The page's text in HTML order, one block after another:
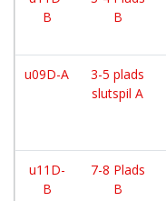
B
B
u09D-A
3-5 plads
slutspil A
u11D-
B
7-8 Plads
B